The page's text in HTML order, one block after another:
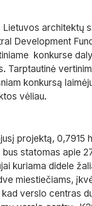
architektų
Development
konkurse
Tarptautinė
konkursą
vėliau.
projektą,
bus statomas apie
kuriama didele
miestiečiams,
verslo centras